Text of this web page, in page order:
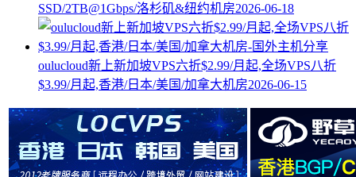
SSD/2TB@1Gbps/洛杉矶&纽约机房2026-06-18
oulucloud新上新加坡VPS六折$2.99/月起,全场VPS八折
$3.99/月起,香港/日本/美国/加拿大机房2026-06-15